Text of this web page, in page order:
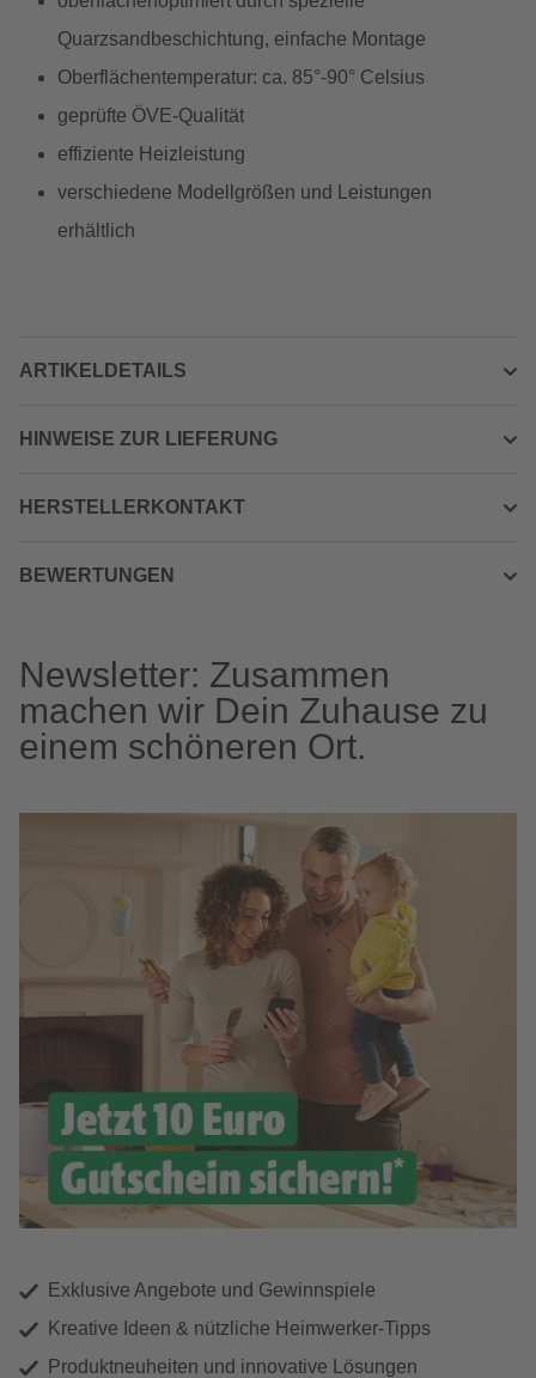
Quarzsandbeschichtung, einfache Montage
Oberflächentemperatur: ca. 85°-90° Celsius
geprüfte ÖVE-Qualität
effiziente Heizleistung
verschiedene Modellgrößen und Leistungen
erhältlich
ARTIKELDETAILS
HINWEISE ZUR LIEFERUNG
HERSTELLERKONTAKT
BEWERTUNGEN
Newsletter: Zusammen
machen wir Dein Zuhause zu
einem schöneren Ort.
Exklusive Angebote und Gewinnspiele
Kreative Ideen & nützliche Heimwerker-Tipps
Produktneuheiten und innovative Lösungen